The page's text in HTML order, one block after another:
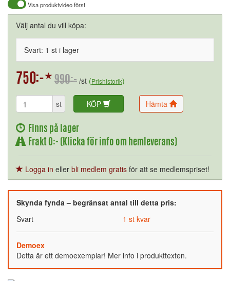
Visa produktvideo först
Välj antal du vill köpa:
Svart: 1 st i lager
990:- /st (Prishistorik)
st KÖP Hämta
Finns på lager
Frakt 0:- (Klicka för info om hemleverans)
Logga in eller bli medlem gratis för att se medlemspriset!
Skynda fynda – begränsat antal till detta pris:
Svart
1 st kvar
Demoex
Detta är ett demoexemplar! Mer info i produkttexten.